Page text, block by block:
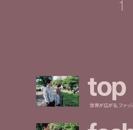
1
top
世界が広がる、ファッ